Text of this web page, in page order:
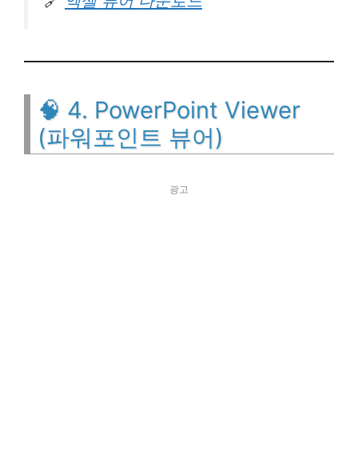
🧠 4. PowerPoint Viewer
(파워포인트 뷰어)
광고